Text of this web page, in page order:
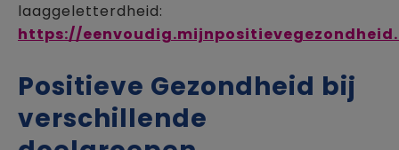
laaggeletterdheid:
https://
Positieve Gezondheid bij
verschillende